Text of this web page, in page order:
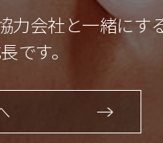
力会社と一緒にす
です。